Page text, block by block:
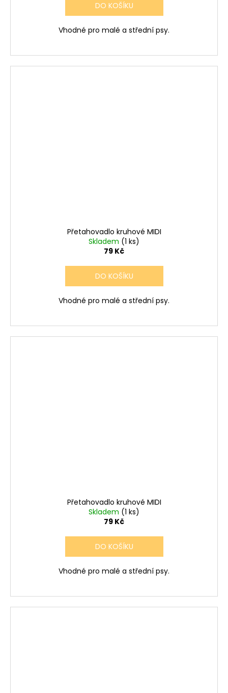
DO KOŠÍKU
Vhodné pro malé a střední psy.
Přetahovadlo kruhové MIDI
Skladem (1 ks)
79 Kč
DO KOŠÍKU
Vhodné pro malé a střední psy.
Přetahovadlo kruhové MIDI
Skladem (1 ks)
79 Kč
DO KOŠÍKU
Vhodné pro malé a střední psy.